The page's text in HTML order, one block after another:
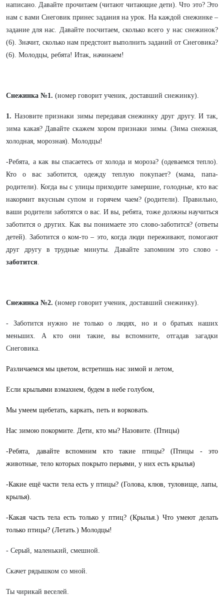
написано. Давайте прочитаем (читают читающие дети). Что это? Это
нам с вами Снеговик принес задания на урок. На каждой снежинке –
задание для нас. Давайте посчитаем, сколько всего у нас снежинок?
(6). Значит, сколько нам предстоит выполнить заданий от Снеговика?
(6). Молодцы, ребята! Итак, начинаем!
Снежинка №1. (номер говорит ученик, доставший снежинку).
1. Назовите признаки зимы передавая снежинку друг другу. И так,
зима какая? Давайте скажем хором признаки зимы. (Зима снежная,
холодная, морозная). Молодцы!
-Ребята, а как вы спасаетесь от холода и мороза? (одеваемся тепло).
Кто о вас заботится, одежду теплую покупает? (мама, папа-
родители). Когда вы с улицы приходите замершие, голодные, кто вас
накормит вкусным супом и горячем чаем? (родители). Правильно,
ваши родители заботятся о вас. И вы, ребята, тоже должны научиться
заботится о других. Как вы понимаете это слово-заботится? (ответы
детей). Заботится о ком-то – это, когда люди переживают, помогают
друг другу в трудные минуты. Давайте запомним это слово -
заботится.
Снежинка №2. (номер говорит ученик, доставший снежинку).
- Заботится нужно не только о людях, но и о братьях наших
меньших. А кто они такие, вы вспомните, отгадав загадки
Снеговика.
Различаемся мы цветом, встретишь нас зимой и летом,
Если крыльями взмахнем, будем в небе голубом,
Мы умеем щебетать, каркать, петь и ворковать.
Нас зимою покормите. Дети, кто мы? Назовите. (Птицы)
-Ребята, давайте вспомним кто такие птицы? (Птицы - это
животные, тело которых покрыто перьями, у них есть крылья)
-Какие ещё части тела есть у птицы? (Голова, клюв, туловище, лапы,
крылья).
-Какая часть тела есть только у птиц? (Крылья.) Что умеют делать
только птицы? (Летать.) Молодцы!
- Серый, маленький, смешной.
Скачет рядышком со мной.
Ты чирикай веселей.